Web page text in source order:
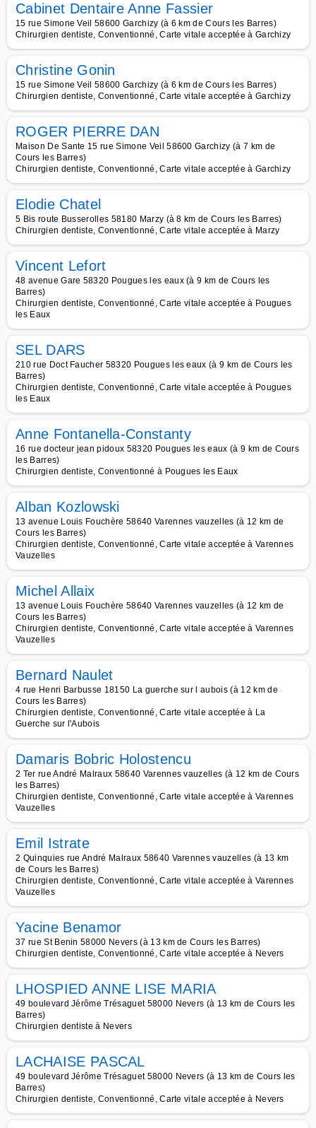
Cabinet Dentaire Anne Fassier
15 rue Simone Veil 58600 Garchizy (à 6 km de Cours les Barres)
Chirurgien dentiste, Conventionné, Carte vitale acceptée à Garchizy
Christine Gonin
15 rue Simone Veil 58600 Garchizy (à 6 km de Cours les Barres)
Chirurgien dentiste, Conventionné, Carte vitale acceptée à Garchizy
ROGER PIERRE DAN
Maison De Sante 15 rue Simone Veil 58600 Garchizy (à 7 km de
Cours les Barres)
Chirurgien dentiste, Conventionné, Carte vitale acceptée à Garchizy
Elodie Chatel
5 Bis route Busserolles 58180 Marzy (à 8 km de Cours les Barres)
Chirurgien dentiste, Conventionné, Carte vitale acceptée à Marzy
Vincent Lefort
48 avenue Gare 58320 Pougues les eaux (à 9 km de Cours les
Barres)
Chirurgien dentiste, Conventionné, Carte vitale acceptée à Pougues
les Eaux
SEL DARS
210 rue Doct Faucher 58320 Pougues les eaux (à 9 km de Cours les
Barres)
Chirurgien dentiste, Conventionné, Carte vitale acceptée à Pougues
les Eaux
Anne Fontanella-Constanty
16 rue docteur jean pidoux 58320 Pougues les eaux (à 9 km de Cours
les Barres)
Chirurgien dentiste, Conventionné à Pougues les Eaux
Alban Kozlowski
13 avenue Louis Fouchère 58640 Varennes vauzelles (à 12 km de
Cours les Barres)
Chirurgien dentiste, Conventionné, Carte vitale acceptée à Varennes
Vauzelles
Michel Allaix
13 avenue Louis Fouchère 58640 Varennes vauzelles (à 12 km de
Cours les Barres)
Chirurgien dentiste, Conventionné, Carte vitale acceptée à Varennes
Vauzelles
Bernard Naulet
4 rue Henri Barbusse 18150 La guerche sur l aubois (à 12 km de
Cours les Barres)
Chirurgien dentiste, Conventionné, Carte vitale acceptée à La
Guerche sur l'Aubois
Damaris Bobric Holostencu
2 Ter rue André Malraux 58640 Varennes vauzelles (à 12 km de Cours
les Barres)
Chirurgien dentiste, Conventionné, Carte vitale acceptée à Varennes
Vauzelles
Emil Istrate
2 Quinquies rue André Malraux 58640 Varennes vauzelles (à 13 km
de Cours les Barres)
Chirurgien dentiste, Conventionné, Carte vitale acceptée à Varennes
Vauzelles
Yacine Benamor
37 rue St Benin 58000 Nevers (à 13 km de Cours les Barres)
Chirurgien dentiste, Conventionné, Carte vitale acceptée à Nevers
LHOSPIED ANNE LISE MARIA
49 boulevard Jérôme Trésaguet 58000 Nevers (à 13 km de Cours les
Barres)
Chirurgien dentiste à Nevers
LACHAISE PASCAL
49 boulevard Jérôme Trésaguet 58000 Nevers (à 13 km de Cours les
Barres)
Chirurgien dentiste, Conventionné, Carte vitale acceptée à Nevers